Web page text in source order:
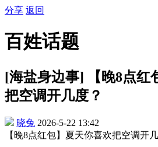
分享 返回
百姓话题
[海盐身边事] 【晚8点红
把空调开几度？
晓兔 2026-5-22 13:42
【晚8点红包】夏天你喜欢把空调开